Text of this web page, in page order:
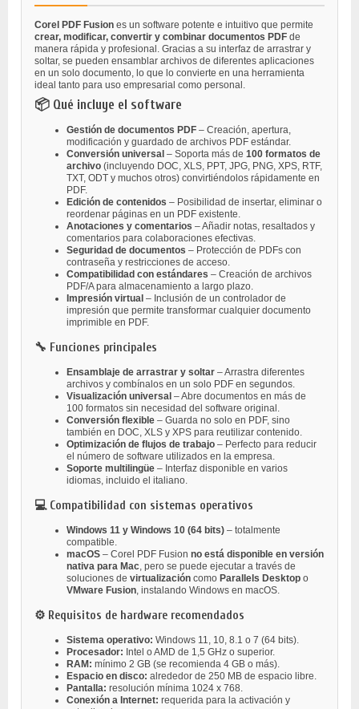
Corel PDF Fusion es un software potente e intuitivo que permite
crear, modificar, convertir y combinar documentos PDF de
manera rápida y profesional. Gracias a su interfaz de arrastrar y
soltar, se pueden ensamblar archivos de diferentes aplicaciones
en un solo documento, lo que lo convierte en una herramienta
ideal tanto para uso empresarial como personal.
📦 Qué incluye el software
Gestión de documentos PDF – Creación, apertura,
modificación y guardado de archivos PDF estándar.
Conversión universal – Soporta más de 100 formatos de
archivo (incluyendo DOC, XLS, PPT, JPG, PNG, XPS, RTF,
TXT, ODT y muchos otros) convirtiéndolos rápidamente en
PDF.
Edición de contenidos – Posibilidad de insertar, eliminar o
reordenar páginas en un PDF existente.
Anotaciones y comentarios – Añadir notas, resaltados y
comentarios para colaboraciones efectivas.
Seguridad de documentos – Protección de PDFs con
contraseña y restricciones de acceso.
Compatibilidad con estándares – Creación de archivos
PDF/A para almacenamiento a largo plazo.
Impresión virtual – Inclusión de un controlador de
impresión que permite transformar cualquier documento
imprimible en PDF.
🔧 Funciones principales
Ensamblaje de arrastrar y soltar – Arrastra diferentes
archivos y combínalos en un solo PDF en segundos.
Visualización universal – Abre documentos en más de
100 formatos sin necesidad del software original.
Conversión flexible – Guarda no solo en PDF, sino
también en DOC, XLS y XPS para reutilizar contenido.
Optimización de flujos de trabajo – Perfecto para reducir
el número de software utilizados en la empresa.
Soporte multilingüe – Interfaz disponible en varios
idiomas, incluido el italiano.
💻 Compatibilidad con sistemas operativos
Windows 11 y Windows 10 (64 bits) – totalmente
compatible.
macOS – Corel PDF Fusion no está disponible en versión
nativa para Mac , pero se puede ejecutar a través de
soluciones de virtualización como Parallels Desktop o
VMware Fusion , instalando Windows en macOS.
⚙️ Requisitos de hardware recomendados
Sistema operativo: Windows 11, 10, 8.1 o 7 (64 bits).
Procesador: Intel o AMD de 1,5 GHz o superior.
RAM: mínimo 2 GB (se recomienda 4 GB o más).
Espacio en disco: alrededor de 250 MB de espacio libre.
Pantalla: resolución mínima 1024 x 768.
Conexión a Internet: requerida para la activación y